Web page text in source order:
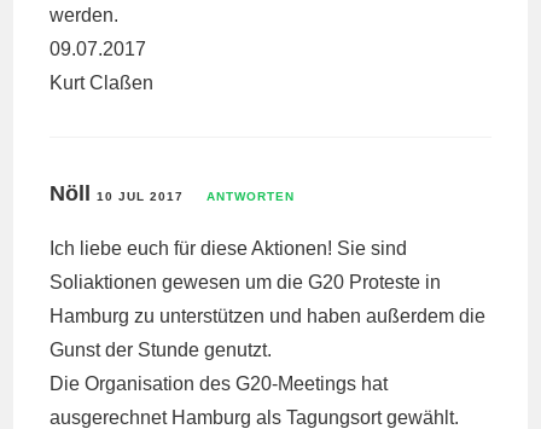
werden.
09.07.2017
Kurt Claßen
Nöll10 JUL 2017 ANTWORTEN
Ich liebe euch für diese Aktionen! Sie sind
Soliaktionen gewesen um die G20 Proteste in
Hamburg zu unterstützen und haben außerdem die
Gunst der Stunde genutzt.
Die Organisation des G20-Meetings hat
ausgerechnet Hamburg als Tagungsort gewählt.